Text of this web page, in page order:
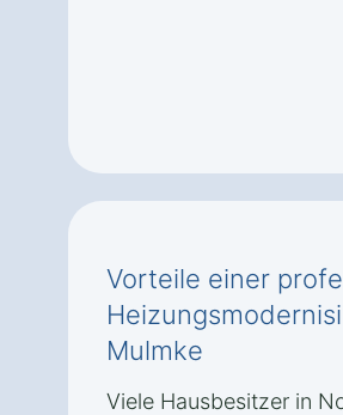
Vorteile einer
Mulmke
Viele Hausbesitzer in